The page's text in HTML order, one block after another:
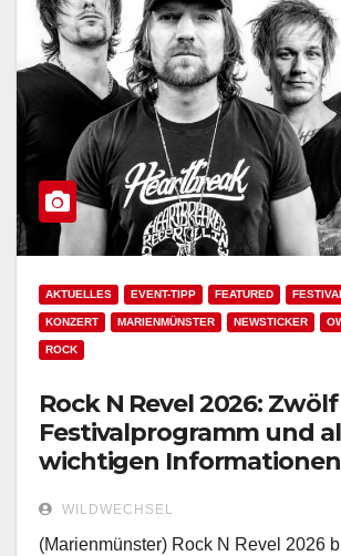
AKTUELLES EVENT-TIPP FEATURED
KONZERT MARIENMÜNSTER NEWSTICKER
ROCK
Rock N Revel 2026:
Festivalprogramm und
wichtigen
WILDWECHSEL
(Marienmünster) Rock N Revel 2026